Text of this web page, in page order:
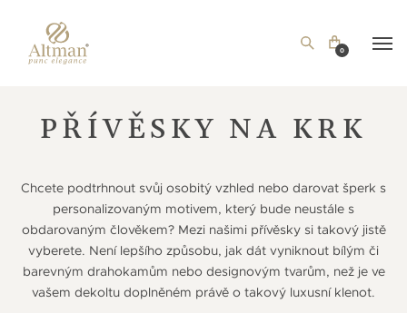
0
PŘÍVĚSKY NA KRK
Chcete podtrhnout svůj osobitý vzhled nebo darovat šperk s
personalizovaným motivem, který bude neustále s
obdarovaným člověkem? Mezi našimi přívěsky si takový jistě
vyberete. Není lepšího způsobu, jak dát vyniknout bílým či
barevným drahokamům nebo designovým tvarům, než je ve
vašem dekoltu doplněném právě o takový luxusní klenot.